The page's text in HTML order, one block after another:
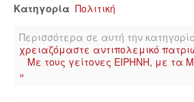
Κατηγορία Πολιτική
Περισσότερα σε αυτή την
χρειαζόμαστε αντιπολεμικό
Με τους γείτονες ΕΙΡHΝΗ, με τα
»